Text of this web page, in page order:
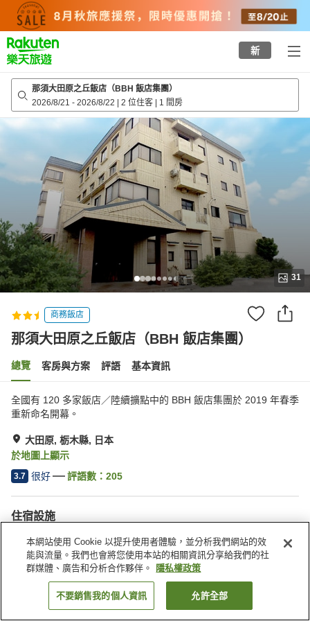
top
page
新
那須大田原之丘飯店（BBH 飯店集團）
2026/8/21 - 2026/8/22 | 2 位住客 | 1 間房
31
商務飯店
那須大田原之丘飯店（BBH 飯店集團）
總覽 客房與方案 評語 基本資訊
全國有 120 多家飯店／陸續擴點中的 BBH 飯店集團於 2019 年春季
重新命名開幕。
大田原, 栃木縣, 日本
於地圖上顯示
3.7 很好 評語數： 205
住宿設施
停車場
三溫暖
休息室
公共澡堂
日本 栃木縣
大田原
那須大田原之丘飯店（BBH 飯店集團）找客房
本網站使用 Cookie 以提升使用者體驗，並分析我們網站的效
能與流量。我們也會將您使用本站的相關資訊分享給我們的社
群媒體、廣告和分析合作夥伴。
隱私權政策
不要銷售我的個人資訊 允許全部